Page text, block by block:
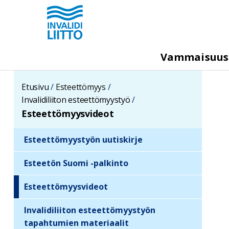
pääsisältöön
e
g
a
m
e
n
u
Vammaisuus
Etusivu
Esteettömyys
Invalidiliiton esteettömyystyö
Esteettömyysvideot
S
d
Esteettömyystyön uutiskirje
Esteetön Suomi -palkinto
Esteettömyysvideot
Invalidiliiton esteettömyystyön
tapahtumien materiaalit